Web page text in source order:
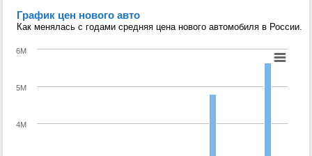
График цен нового авто
Как менялась с годами средняя цена нового автомобиля в России.
4M
5M
6M